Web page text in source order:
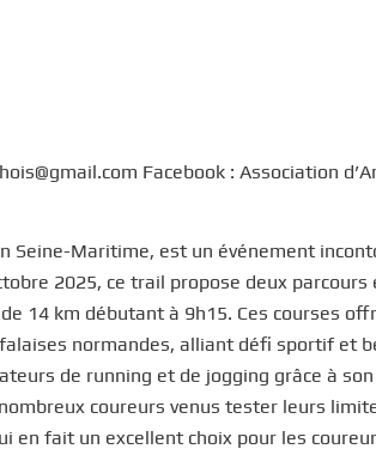
Facebook : Association
Seine-Maritime, est un événement
2025, ce trail propose deux
14 km débutant à 9h15. Ces courses
normandes, alliant défi sportif et
de running et de jogging grâce à
coureurs venus tester leurs
en fait un excellent choix pour les